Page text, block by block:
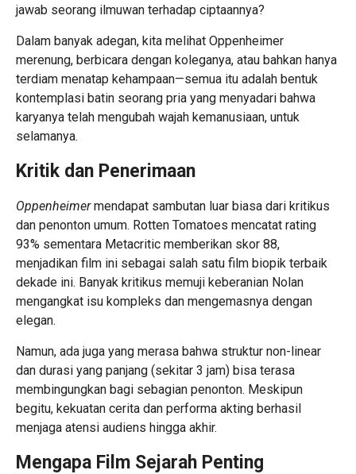
jawab seorang ilmuwan terhadap ciptaannya?
Dalam banyak adegan, kita melihat Oppenheimer
merenung, berbicara dengan koleganya, atau bahkan hanya
terdiam menatap kehampaan—semua itu adalah bentuk
kontemplasi batin seorang pria yang menyadari bahwa
karyanya telah mengubah wajah kemanusiaan, untuk
selamanya.
Kritik dan Penerimaan
Oppenheimermendapat sambutan luar biasa dari kritikus
dan penonton umum. Rotten Tomatoes mencatat rating
93% sementara Metacritic memberikan skor 88,
menjadikan film ini sebagai salah satu film biopik terbaik
dekade ini. Banyak kritikus memuji keberanian Nolan
mengangkat isu kompleks dan mengemasnya dengan
elegan.
Namun, ada juga yang merasa bahwa struktur non-linear
dan durasi yang panjang (sekitar 3 jam) bisa terasa
membingungkan bagi sebagian penonton. Meskipun
begitu, kekuatan cerita dan performa akting berhasil
menjaga atensi audiens hingga akhir.
Mengapa Film Sejarah Penting